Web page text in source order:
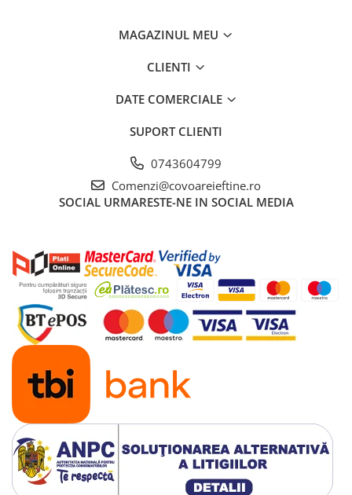
MAGAZINUL MEU
CLIENTI
DATE COMERCIALE
SUPORT CLIENTI
0743604799
Comenzi@covoareieftine.ro
SOCIAL URMARESTE-NE IN SOCIAL MEDIA